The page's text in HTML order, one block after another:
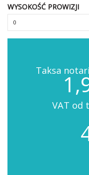
WYSOKOŚĆ PROWIZJI
Taksa
VAT od